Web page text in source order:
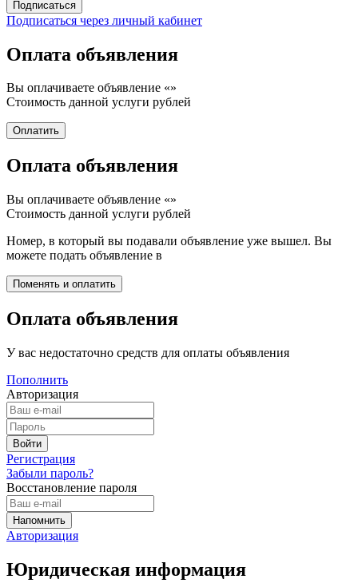
Подписаться через личный кабинет
Оплата объявления
Вы оплачиваете объявление «»
Стоимость данной услуги рублей
Оплата объявления
Вы оплачиваете объявление «»
Стоимость данной услуги рублей
Номер, в который вы подавали объявление уже вышел. Вы
можете подать объявление в
Оплата объявления
У вас недостаточно средств для оплаты объявления
Пополнить
Авторизация
Регистрация
Забыли пароль?
Восстановление пароля
Авторизация
Юридическая информация